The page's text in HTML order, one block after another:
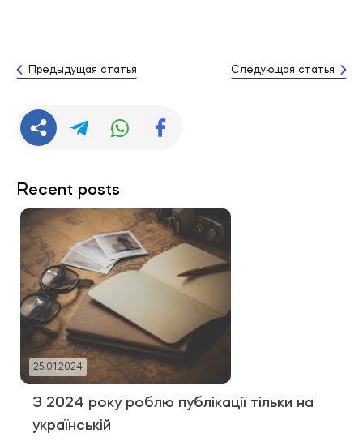
Предыдущая статья Следующая статья
Recent posts
25.01.2024
З 2024 року роблю публікації тільки на
українській